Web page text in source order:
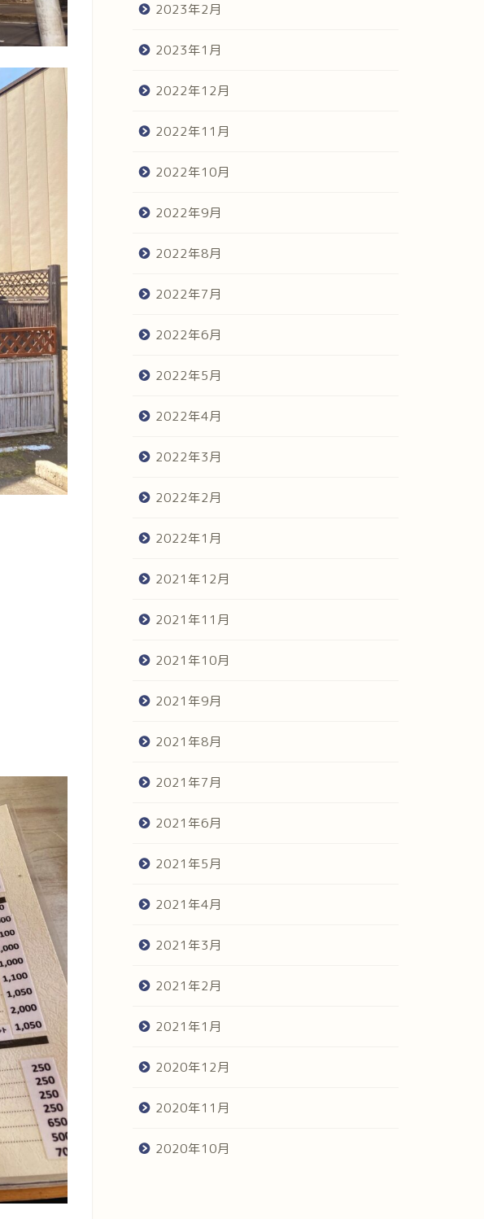
2023年2月
2023年1月
2022年12月
2022年11月
2022年10月
2022年9月
2022年8月
2022年7月
2022年6月
2022年5月
2022年4月
2022年3月
2022年2月
2022年1月
2021年12月
2021年11月
2021年10月
2021年9月
2021年8月
2021年7月
2021年6月
2021年5月
2021年4月
2021年3月
2021年2月
2021年1月
2020年12月
2020年11月
2020年10月